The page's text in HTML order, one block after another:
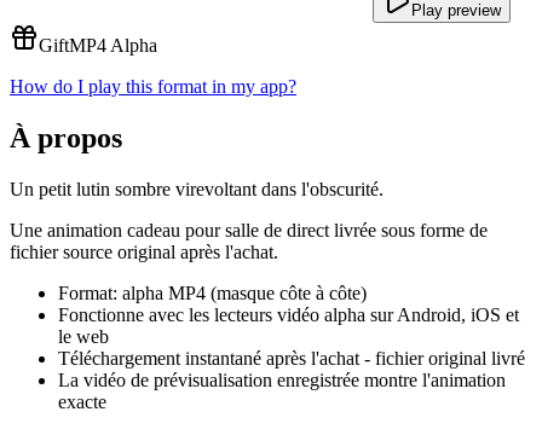
Play preview
GiftMP4 Alpha
How do I play this format in my app?
À propos
Un petit lutin sombre virevoltant dans l'obscurité.
Une animation cadeau pour salle de direct livrée sous forme de
fichier source original après l'achat.
Format: alpha MP4 (masque côte à côte)
Fonctionne avec les lecteurs vidéo alpha sur Android, iOS et
le web
Téléchargement instantané après l'achat - fichier original livré
La vidéo de prévisualisation enregistrée montre l'animation
exacte